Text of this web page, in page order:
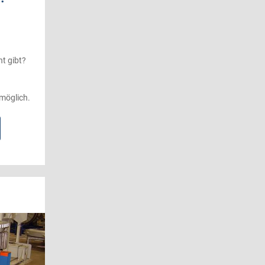
gibt?